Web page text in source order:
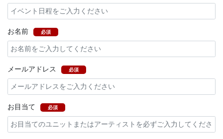
お名前 必須
メールアドレス 必須
お目当て 必須